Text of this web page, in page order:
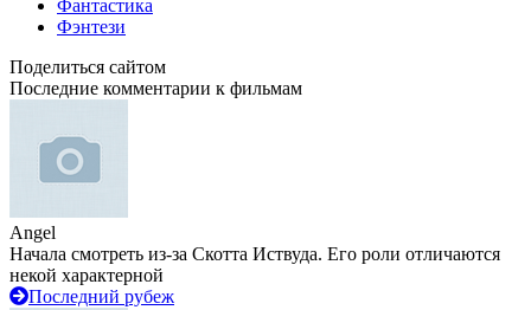
Фантастика
Фэнтези
Поделиться сайтом
Последние комментарии к фильмам
Angel
Начала смотреть из-за Скотта Иствуда. Его роли отличаются
некой характерной
Последний рубеж